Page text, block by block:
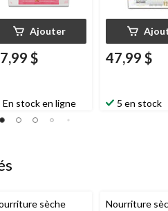
Ajouter
$
En stock en ligne
47,99 $
5 en stock
sèche
Nourriture